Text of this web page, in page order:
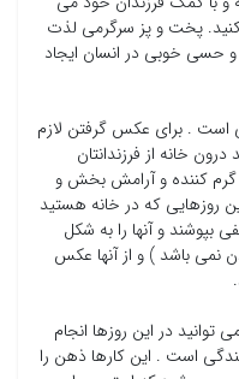
پخت و پز سرگرمی لذت
حسی خوبی در انسان ایجاد
است . برای عکس گرفتن لازم
خانه از فرزندانتان
کننده و آرامش بخش و
که در خانه هستید
بپوشند و آنها را به شکل
نمی باشد ) و از آنها عکس
در این روزها انجام
است . این کارها ذهن را